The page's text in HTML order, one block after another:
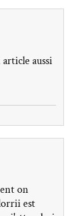
aussi
on
est